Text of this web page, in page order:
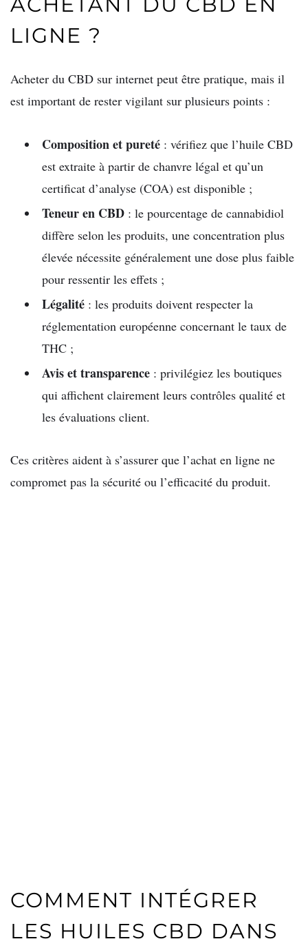
LIGNE ?
Acheter du CBD sur internet peut être pratique, mais il
est important de rester vigilant sur plusieurs points :
Composition et pureté : vérifiez que l’huile CBD
est extraite à partir de chanvre légal et qu’un
certificat d’analyse (COA) est disponible ;
Teneur en CBD : le pourcentage de cannabidiol
diffère selon les produits, une concentration plus
élevée nécessite généralement une dose plus faible
pour ressentir les effets ;
Légalité : les produits doivent respecter la
réglementation européenne concernant le taux de
THC ;
Avis et transparence : privilégiez les boutiques
qui affichent clairement leurs contrôles qualité et
les évaluations client.
Ces critères aident à s’assurer que l’achat en ligne ne
compromet pas la sécurité ou l’efficacité du produit.
COMMENT INTÉGRER
LES HUILES CBD DANS